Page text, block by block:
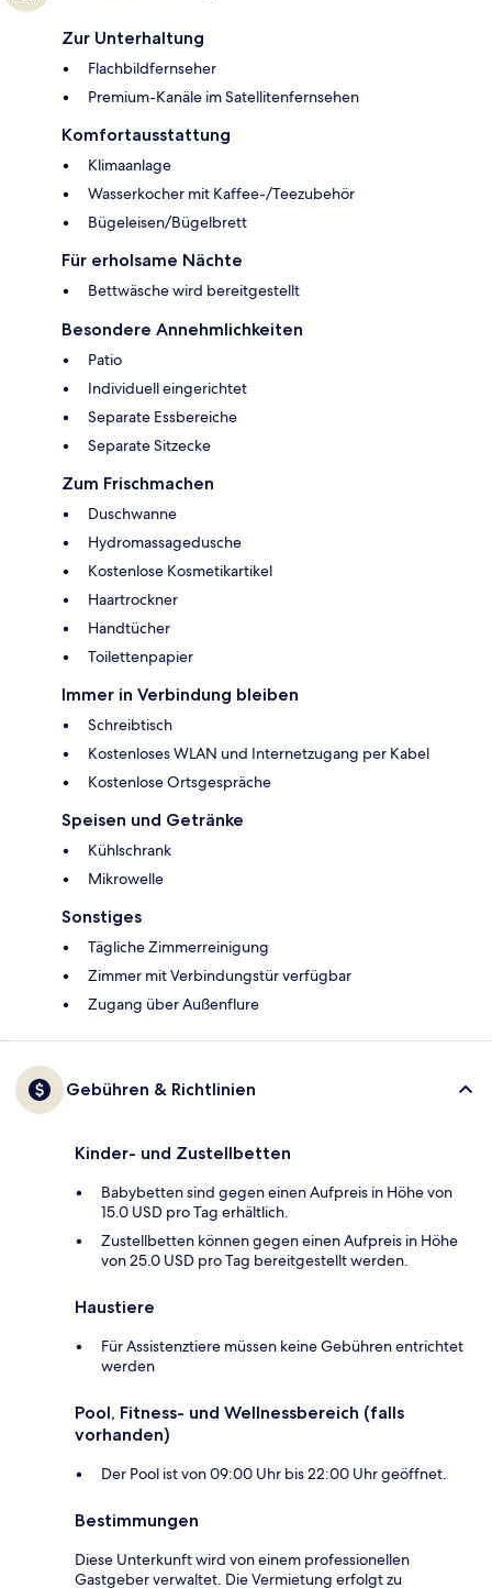
Zur Unterhaltung
Flachbildfernseher
Premium-Kanäle im Satellitenfernsehen
Komfortausstattung
Klimaanlage
Wasserkocher mit Kaffee-/Teezubehör
Bügeleisen/Bügelbrett
Für erholsame Nächte
Bettwäsche wird bereitgestellt
Besondere Annehmlichkeiten
Patio
Individuell eingerichtet
Separate Essbereiche
Separate Sitzecke
Zum Frischmachen
Duschwanne
Hydromassagedusche
Kostenlose Kosmetikartikel
Haartrockner
Handtücher
Toilettenpapier
Immer in Verbindung bleiben
Schreibtisch
Kostenloses WLAN und Internetzugang per Kabel
Kostenlose Ortsgespräche
Speisen und Getränke
Kühlschrank
Mikrowelle
Sonstiges
Tägliche Zimmerreinigung
Zimmer mit Verbindungstür verfügbar
Zugang über Außenflure
Gebühren & Richtlinien
Kinder- und Zustellbetten
Babybetten sind gegen einen Aufpreis in Höhe von
15.0 USD pro Tag erhältlich.
Zustellbetten können gegen einen Aufpreis in Höhe
von 25.0 USD pro Tag bereitgestellt werden.
Haustiere
Für Assistenztiere müssen keine Gebühren entrichtet
werden
Pool, Fitness- und Wellnessbereich (falls
vorhanden)
Der Pool ist von 09:00 Uhr bis 22:00 Uhr geöffnet.
Bestimmungen
Diese Unterkunft wird von einem professionellen
Gastgeber verwaltet. Die Vermietung erfolgt zu